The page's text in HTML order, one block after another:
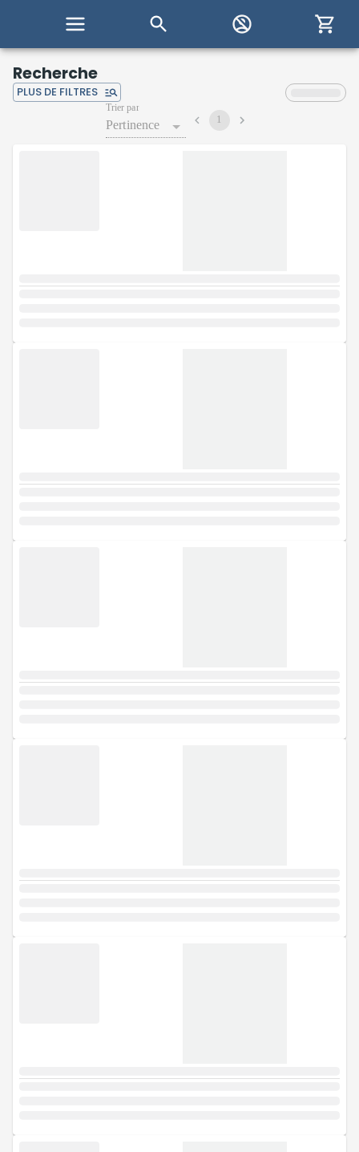
Recherche
PLUS DE FILTRES
Trier par
Pertinence 1